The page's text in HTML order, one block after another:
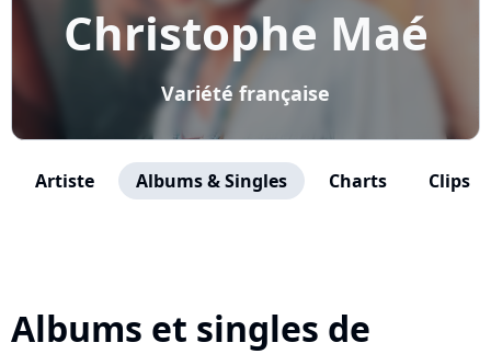
Christophe Maé
Variété française
Artiste Albums & Singles Charts Clips
Albums et singles de